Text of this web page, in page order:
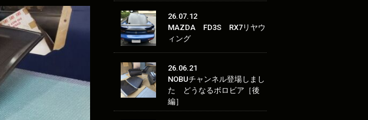
26.07.12
MAZDA FD3S RX7リヤウ
ィング
26.06.21
NOBUチャンネル登場しまし
た どうなるボロビア［後
編］